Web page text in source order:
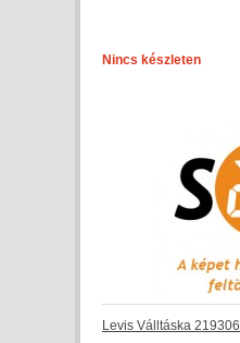
Nincs készleten
Levis Válltáska 219306